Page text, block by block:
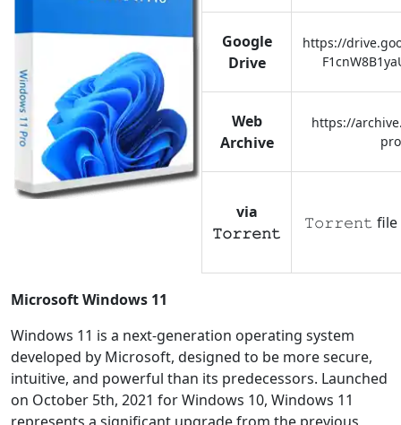
Google
Drive
https://
Web
Archive
https://
via
𝚃𝚘𝚛𝚛𝚎𝚗𝚝
𝚃𝚘𝚛𝚛𝚎𝚗𝚝 file
Microsoft Windows 11
Windows 11 is a next-generation operating system
developed by Microsoft, designed to be more secure,
intuitive, and powerful than its predecessors. Launched
on October 5th, 2021 for Windows 10, Windows 11